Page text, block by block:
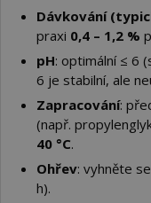
Dávkování
praxi 0,4 – 1,2 %
pH: optimální ≤ 6
6 je stabilní, ale
Zapracování:
(např.
40 °C.
Ohřev: vyhněte
h).